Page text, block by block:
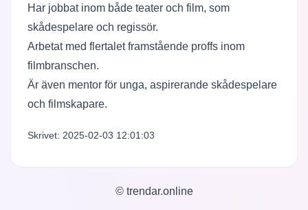
Har jobbat inom både teater och film, som
skådespelare och regissör.
Arbetat med flertalet framstående proffs inom
filmbranschen.
Är även mentor för unga, aspirerande skådespelare
och filmskapare.
Skrivet: 2025-02-03 12:01:03
© trendar.online